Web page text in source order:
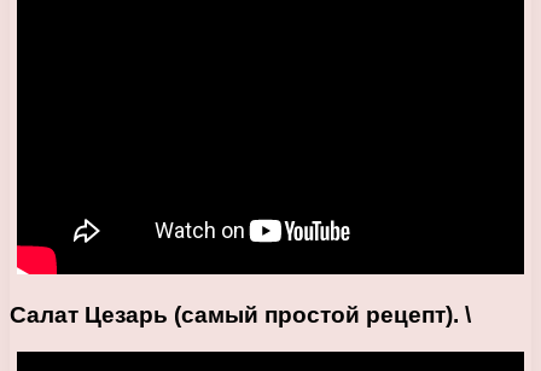
Салат Цезарь (самый простой рецепт). \